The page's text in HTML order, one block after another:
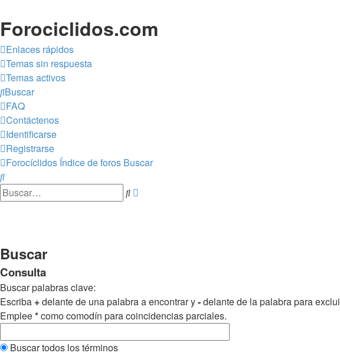
Forociclidos.com
Enlaces rápidos
Temas sin respuesta
Temas activos
Buscar
FAQ
Contáctenos
Identificarse
Registrarse
Forocíclidos Índice de foros Buscar
Buscar
Buscar
Buscar
Consulta
Buscar palabras clave:
Escriba +delante de una palabra a encontrar y-delante de la palabra para
Emplee*como comodín para coincidencias parciales.
Buscar todos los términos